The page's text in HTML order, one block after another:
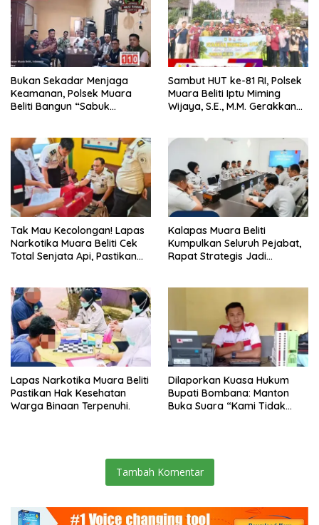
Bukan Sekadar Menjaga
Keamanan, Polsek Muara
Beliti Bangun “Sabuk
Sambut HUT ke-81 RI, Polsek
Muara Beliti Iptu Miming
Wijaya, S.E., M.M. Gerakkan
Tak Mau Kecolongan! Lapas
Narkotika Muara Beliti Cek
Total Senjata Api, Pastikan
Kalapas Muara Beliti
Kumpulkan Seluruh Pejabat,
Rapat Strategis Jadi
Lapas Narkotika Muara Beliti
Pastikan Hak Kesehatan
Warga Binaan Terpenuhi.
Dilaporkan Kuasa Hukum
Bupati Bombana: Manton
Buka Suara “Kami Tidak
Tambah Komentar